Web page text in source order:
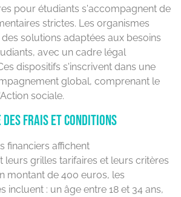
pour étudiants s'accompagnent de
strictes. Les organismes
solutions adaptées aux besoins
avec un cadre légal
dispositifs s'inscrivent dans une
global, comprenant le
sociale.
des frais et conditions
financiers affichent
leurs grilles tarifaires et leurs critères
montant de 400 euros, les
incluent : un âge entre 18 et 34 ans,